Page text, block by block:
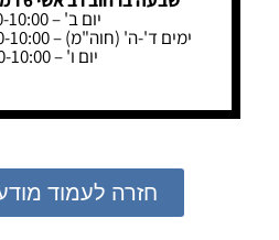
יום ב' – 13:00-10:00
ימים ד'-ה' (חוה"מ) – 13:00-10:00, 21:00-17:00
יום ו' – 13:00-10:00
חזרה לעמוד